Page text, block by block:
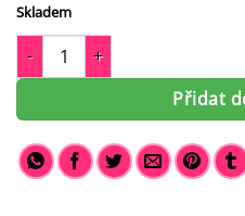
Skladem
Školní set Bagmaster ALFA 26
Přidat